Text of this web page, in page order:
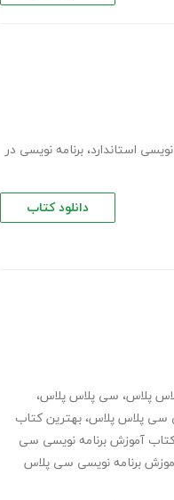
استاندارد، برنامه نویسی در
دانلود کتاب
پلاس، سی پلاس پلاس،
سی پلاس پلاس، بهترین کتاب
آموزش برنامه نویسی سی
برنامه نویسی سی پلاس